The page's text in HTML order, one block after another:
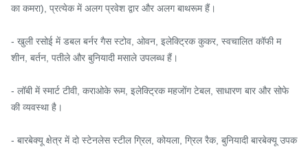
का कमरा), प्रत्येक में अलग प्रवेश द्वार और अलग बाथरूम हैं।
- खुली रसोई में डबल बर्नर गैस स्टोव, ओवन, इलेक्ट्रिक कुकर, स्वचालित कॉफी म
शीन, बर्तन, पतीले और बुनियादी मसाले उपलब्ध हैं।
- लॉबी में स्मार्ट टीवी, कराओके रूम, इलेक्ट्रिक महजोंग टेबल, साधारण बार और सोफे
की व्यवस्था है।
- बारबेक्यू क्षेत्र में दो स्टेनलेस स्टील ग्रिल, कोयला, ग्रिल रैक, बुनियादी बारबेक्यू उपक